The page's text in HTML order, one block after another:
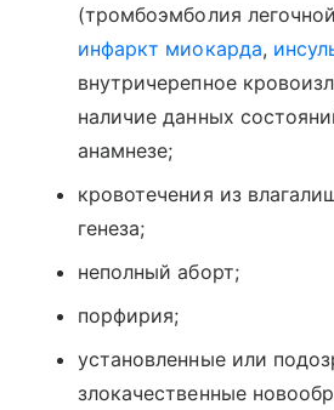
(тромбоэмболия
инфаркт миокарда,
внутричерепное
наличие данных
анамнезе;
кровотечения из
генеза;
неполный аборт;
порфирия;
установленные или
злокачественные